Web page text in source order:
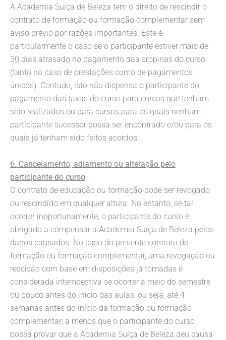
A Academia Suíça de Beleza tem o direito de rescindir o
contrato de formação ou formação complementar sem
aviso prévio por razões importantes. Este é
particularmente o caso se o participante estiver mais de
30 dias atrasado no pagamento das propinas do curso
(tanto no caso de prestações como de pagamentos
únicos). Contudo, isto não dispensa o participante do
pagamento das taxas do curso para cursos que tenham
sido realizados ou para cursos para os quais nenhum
participante sucessor possa ser encontrado e/ou para os
quais já tenham sido feitos acordos.
6. Cancelamento, adiamento ou alteração pelo
participante do curso
O contrato de educação ou formação pode ser revogado
ou rescindido em qualquer altura. No entanto, se tal
ocorrer inoportunamente, o participante do curso é
obrigado a compensar a Academia Suíça de Beleza pelos
danos causados. No caso do presente contrato de
formação ou formação complementar, uma revogação ou
rescisão com base em disposições já tomadas é
considerada intempestiva se ocorrer a meio do semestre
ou pouco antes do início das aulas, ou seja, até 4
semanas antes do início da formação ou formação
complementar; a menos que o participante do curso
possa provar que a Academia Suíça de Beleza deu causa